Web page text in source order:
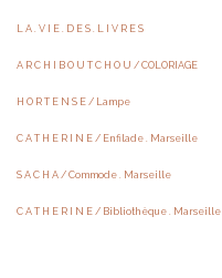
L A . V I E . D E S . L I V R E S
A R C H I B O U T C H O U / COLORIAGE
H O R T E N S E / Lampe
C A T H E R I N E / Enfilade . Marseille
S A C H A / Commode . Marseille
C A T H E R I N E / Bibliothèque . Marseille